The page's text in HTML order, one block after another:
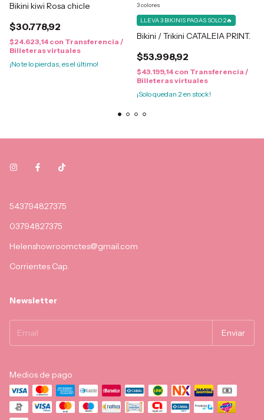
Bikini kiwi Rosa chicle
$30.778,92
$24.623,14 con Transferencia /
Billeteras virtuales
¡No te lo pierdas, es el último!
Bikini / Trikini CATALEIA PRINT.
$53.998,92
LLEVA 3 BIKINIS PAGAS SOLO 2🔥
$43.199,14 con Transferencia /
Billeteras virtuales
¡Solo quedan 2en stock!
3 colores
543794827375
03794827375
Helenshowroomctes@gmail.com
Corrientes Cap.
Newsletter
Medios de pago